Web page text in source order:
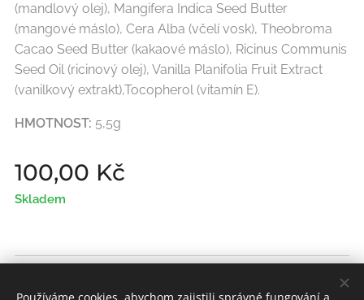
(mandlový olej), Mangifera Indica Seed Butter
(mangové máslo), Cera Alba (včelí vosk), Theobroma
Cacao Seed Butter (kakaové máslo), Ricinus Communis
Seed Oil (ricinový olej), Vanilla Planifolia Fruit Extract
(vanilkový extrakt),Tocopherol (vitamín E).
HMOTNOST: 5,5g
100,00 Kč
Skladem